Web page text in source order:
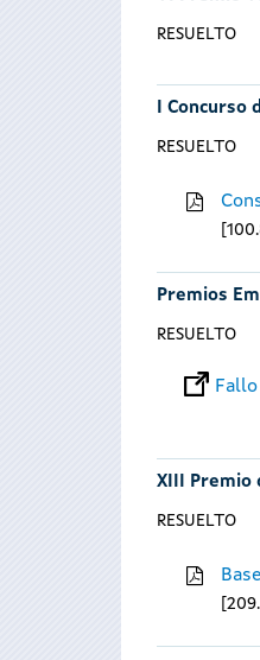
aquíRESUELTO
I Concurso
RESUELTO
Premios
RESUELTO
XIII Premio
RESUELTO